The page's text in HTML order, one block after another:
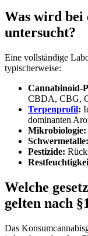
Was wird bei
untersucht?
Eine vollständige
typischerweise:
Cannabinoid-
CBDA, CBG,
Terpenprofil:
dominanten
Mikrobiologie:
Schwermetalle:
Pestizide:
Welche
gelten nach
Das